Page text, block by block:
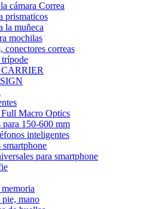
cámara Correa
prismaticos
la muñeca
mochilas
conectores correas
trípode
Macro Optics
para 150-600 mm
inteligentes
smartphone
para smartphone
pie, mano